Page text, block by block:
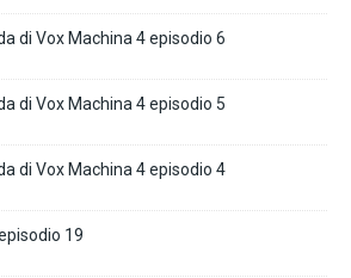
di Vox Machina 4 episodio 6
di Vox Machina 4 episodio 5
di Vox Machina 4 episodio 4
19